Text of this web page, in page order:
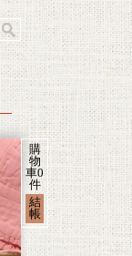
購
物
車0
件
結
帳